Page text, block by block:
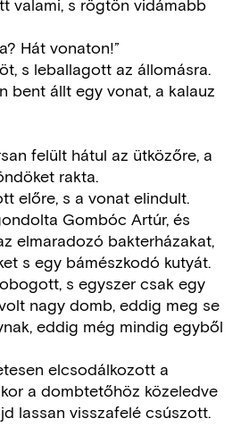
valami, s rögtön vidámabb
Hát vonaton!”
s leballagott az állomásra.
bent állt egy vonat, a kalauz
felült hátul az ütközőre, a
rakta.
előre, s a vonat elindult.
Gombóc Artúr, és
elmaradozó bakterházakat,
s egy bámészkodó kutyát.
s egyszer csak egy
nagy domb, eddig meg se
eddig még mindig egyből
elcsodálkozott a
a dombtetőhöz közeledve
lassan visszafelé csúszott.